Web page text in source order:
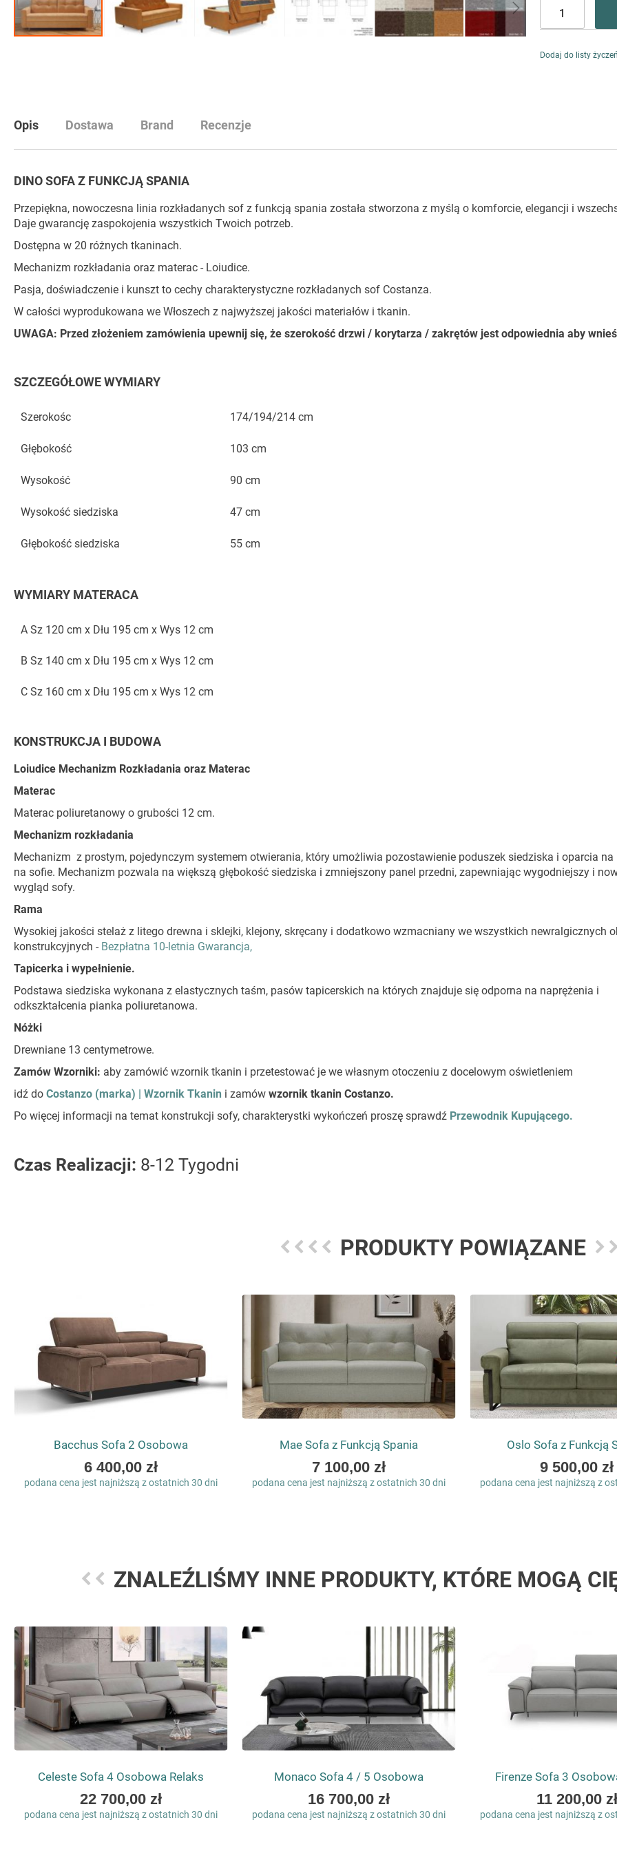
Dodaj do listy życzeń
Opis
DINO SOFA Z FUNKCJĄ SPANIA
Przepiękna, nowoczesna linia rozkładanych sof z funkcją spania została stworzona z myślą o komforcie, elegancji i
Daje gwarancję zaspokojenia wszystkich Twoich potrzeb.
Dostępna w 20 różnych tkaninach.
Mechanizm rozkładania oraz materac - Loiudice.
Pasja, doświadczenie i kunszt to cechy charakterystyczne rozkładanych sof Costanza.
W całości wyprodukowana we Włoszech z najwyższej jakości materiałów i tkanin.
UWAGA: Przed złożeniem zamówienia upewnij się, że szerokość drzwi / korytarza / zakrętów jest odpowiednia aby
SZCZEGÓŁOWE WYMIARY
Szerokośc 174/194/214 cm
Głębokość 103 cm
Wysokość 90 cm
Wysokość siedziska 47 cm
Głębokość siedziska 55 cm
WYMIARY MATERACA
A Sz 120 cm x Dłu 195 cm x Wys 12 cm
B Sz 140 cm x Dłu 195 cm x Wys 12 cm
C Sz 160 cm x Dłu 195 cm x Wys 12 cm
KONSTRUKCJA I BUDOWA
Loiudice Mechanizm Rozkładania oraz Materac
Materac
Materac poliuretanowy o grubości 12 cm.
Mechanizm rozkładania
Mechanizm z prostym, pojedynczym systemem otwierania, który umożliwia pozostawienie poduszek siedziska i oparcia na
na sofie. Mechanizm pozwala na większą głębokość siedziska i zmniejszony panel przedni, zapewniając wygodniejszy i
wygląd sofy.
Rama
Wysokiej jakości stelaż z litego drewna i sklejki, klejony, skręcany i dodatkowo wzmacniany we wszystkich newralgicznych
konstrukcyjnych - Bezpłatna 10-letnia Gwarancja,
Tapicerka i wypełnienie.
Podstawa siedziska wykonana z elastycznych taśm, pasów tapicerskich na których znajduje się odporna na naprężenia i
odkszktałcenia pianka poliuretanowa.
Nóżki
Drewniane 13 centymetrowe.
Zamów Wzorniki: aby zamówić wzornik tkanin i przetestować je we własnym otoczeniu z docelowym oświetleniem
idź do Costanzo (marka) | Wzornik Tkanin i zamów wzornik tkanin Costanzo.
Po więcej informacji na temat konstrukcji sofy, charakterystki wykończeń proszę sprawdź Przewodnik Kupującego.
Czas Realizacji: 8-12 Tygodni
Dostawa Brand Recenzje
PRODUKTY POWIĄZANE
Bacchus Sofa 2 Osobowa
As
low
6 400,00 zł
podana cena jest najniższą z ostatnich 30 dni
Mae Sofa z Funkcją Spania
As
low
7 100,00 zł
podana cena jest najniższą z ostatnich 30 dni
Oslo Sofa z Funkcją
As
low
9 500,00 zł
podana cena jest najniższą z
ZNALEŹLIŚMY INNE PRODUKTY, KTÓRE MOGĄ
Celeste Sofa 4 Osobowa Relaks
As
low
22 700,00 zł
podana cena jest najniższą z ostatnich 30 dni
Monaco Sofa 4 / 5 Osobowa
As
low
16 700,00 zł
podana cena jest najniższą z ostatnich 30 dni
Firenze Sofa 3
As
low
11 200,00 zł
podana cena jest najniższą z